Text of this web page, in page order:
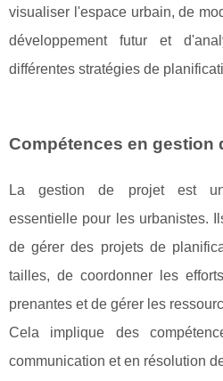
visualiser l'espace urbain, de
développement futur et
différentes stratégies de
Compétences en gestion
La gestion de projet est
essentielle pour les urbanistes.
de gérer des projets de
tailles, de coordonner les
prenantes et de gérer les
Cela implique des
communication et en résolution